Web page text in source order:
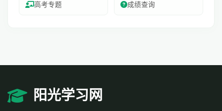
高考专题 成绩查询
阳光学习网